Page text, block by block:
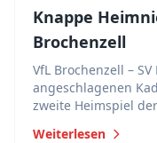
Knappe
Brochenzell
VfL Brochenzell –
angeschlagenen
zweite Heimspiel
Weiterlesen